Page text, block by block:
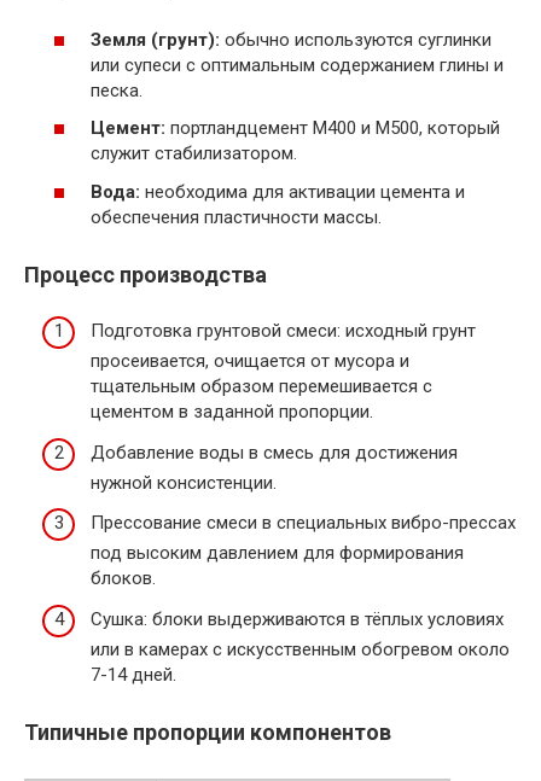
Земля (грунт): обычно используются суглинки
или супеси с оптимальным содержанием глины и
песка.
Цемент: портландцемент М400 и М500, который
служит стабилизатором.
Вода: необходима для активации цемента и
обеспечения пластичности массы.
Процесс производства
Подготовка грунтовой смеси: исходный грунт
просеивается, очищается от мусора и
тщательным образом перемешивается с
цементом в заданной пропорции.
Добавление воды в смесь для достижения
нужной консистенции.
Прессование смеси в специальных вибро-прессах
под высоким давлением для формирования
блоков.
Сушка: блоки выдерживаются в тёплых условиях
или в камерах с искусственным обогревом около
7-14 дней.
Типичные пропорции компонентов